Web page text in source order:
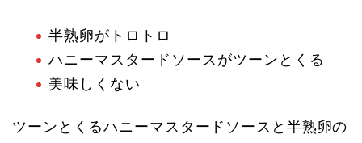
半熟卵がトロトロ
ハニーマスタードソースがツーンとくる
美味しくない
ツーンとくるハニーマスタードソースと半熟卵の